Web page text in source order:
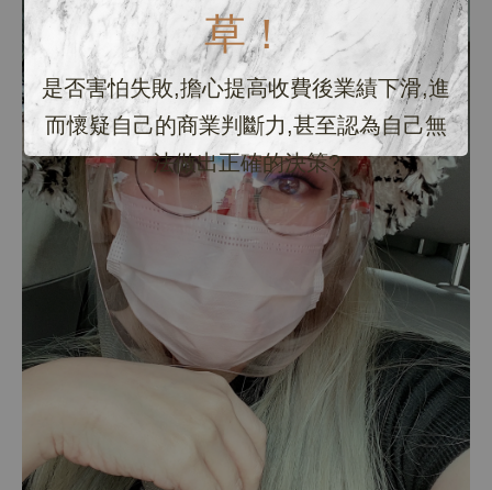
草！
是否害怕失敗,擔心提高收費後業績下滑,進
而懷疑自己的商業判斷力,甚至認為自己無
法做出正確的決策?